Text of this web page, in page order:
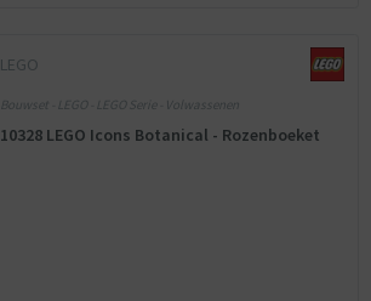
LEGO
Bouwset - LEGO - LEGO Serie - Volwassenen
10328 LEGO Icons Botanical - Rozenboeket